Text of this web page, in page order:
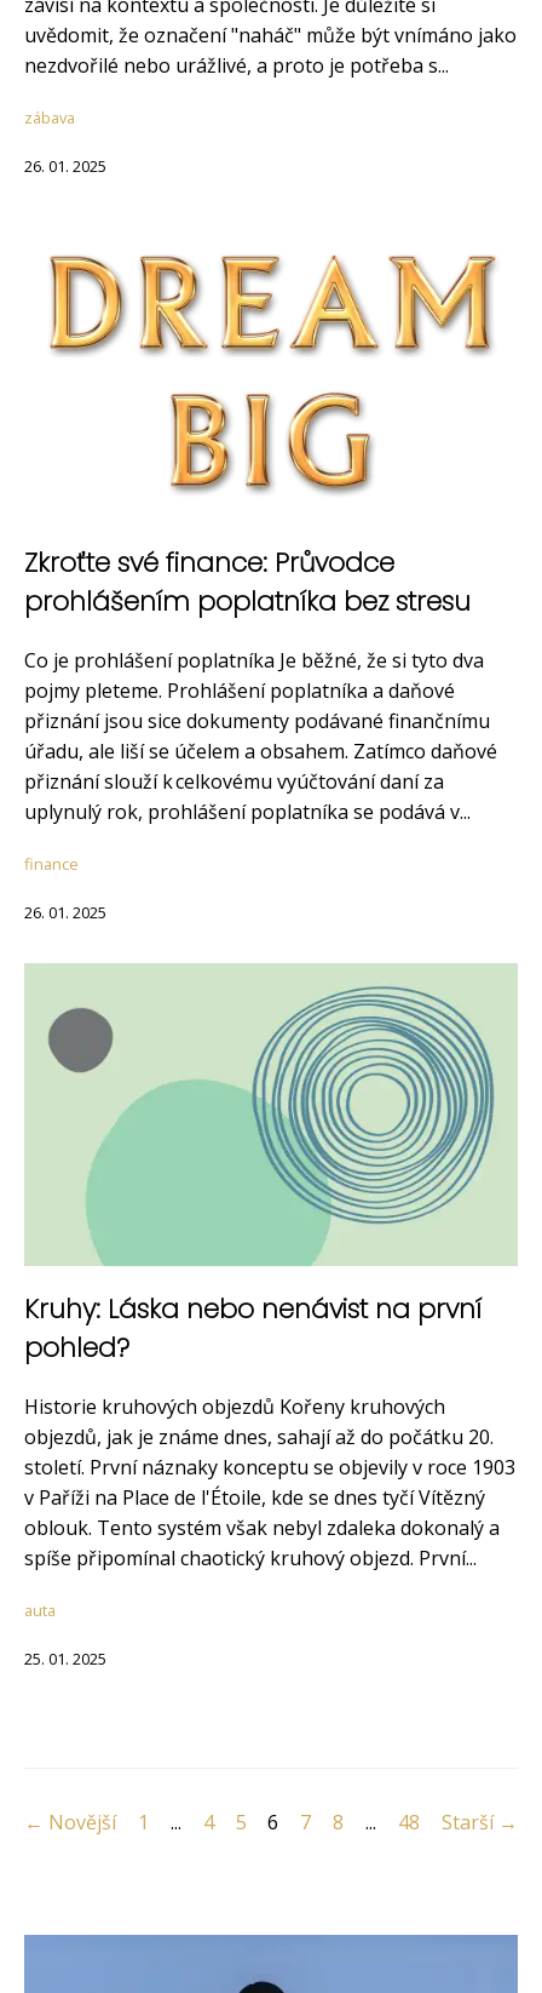
uvědomit, že označení "naháč" může být vnímáno jako
nezdvořilé nebo urážlivé, a proto je potřeba s...
zábava
26. 01. 2025
Zkroťte své finance: Průvodce
prohlášením poplatníka bez stresu
Co je prohlášení poplatníka Je běžné, že si tyto dva
pojmy pleteme. Prohlášení poplatníka a daňové
přiznání jsou sice dokumenty podávané finančnímu
úřadu, ale liší se účelem a obsahem. Zatímco daňové
přiznání slouží k celkovému vyúčtování daní za
uplynulý rok, prohlášení poplatníka se podává v...
finance
26. 01. 2025
Kruhy: Láska nebo nenávist na první
pohled?
Historie kruhových objezdů Kořeny kruhových
objezdů, jak je známe dnes, sahají až do počátku 20.
století. První náznaky konceptu se objevily v roce 1903
v Paříži na Place de l'Étoile, kde se dnes tyčí Vítězný
oblouk. Tento systém však nebyl zdaleka dokonalý a
spíše připomínal chaotický kruhový objezd. První...
auta
25. 01. 2025
← Novější 1 ... 4 5 6 7 8 ... 48 Starší →